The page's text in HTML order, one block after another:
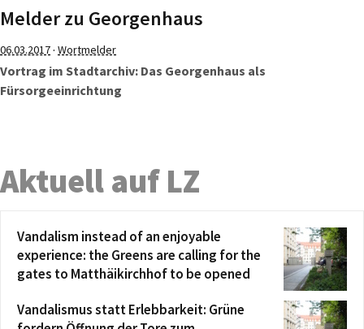
Melder zu Georgenhaus
06.03.2017· Wortmelder
Vortrag im Stadtarchiv: Das Georgenhaus als
Fürsorgeeinrichtung
Aktuell auf LZ
Vandalism instead of an enjoyable
experience: the Greens are calling for the
gates to Matthäikirchhof to be opened
Vandalismus statt Erlebbarkeit: Grüne